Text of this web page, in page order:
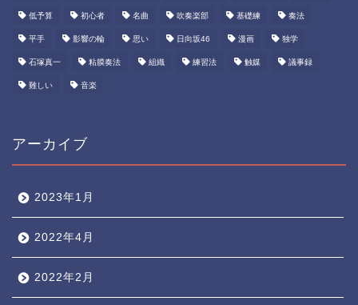
低予算 初心者 名曲 吹奏楽部 基礎練 奏法
平手 影響の輪 思い 日向坂46 漫画 独学
石塚真一 粘膜奏法 組織 練習法 触媒 議事録
難しい 音楽
アーカイブ
2023年1月
2022年4月
2022年2月